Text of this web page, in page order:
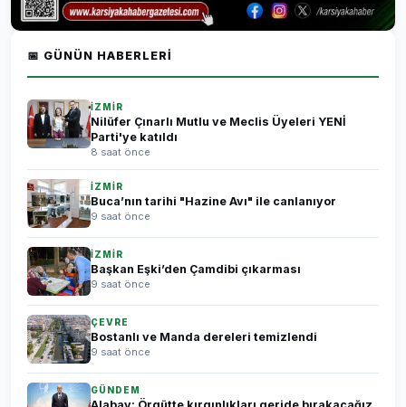
📅 GÜNÜN HABERLERI
İZMİR
Nilüfer Çınarlı Mutlu ve Meclis Üyeleri YENİ
Parti'ye katıldı
8 saat önce
İZMİR
Buca’nın tarihi "Hazine Avı" ile canlanıyor
9 saat önce
İZMİR
Başkan Eşki’den Çamdibi çıkarması
9 saat önce
ÇEVRE
Bostanlı ve Manda dereleri temizlendi
9 saat önce
GÜNDEM